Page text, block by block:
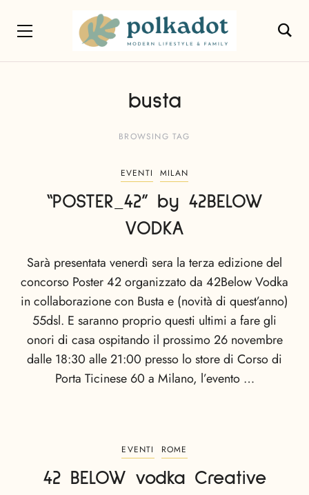
busta
BROWSING TAG
EVENTI MILAN
“POSTER_42” by 42BELOW
VODKA
Sarà presentata venerdì sera la terza edizione del
concorso Poster 42 organizzato da 42Below Vodka
in collaborazione con Busta e (novità di quest’anno)
55dsl. E saranno proprio questi ultimi a fare gli
onori di casa ospitando il prossimo 26 novembre
dalle 18:30 alle 21:00 presso lo store di Corso di
Porta Ticinese 60 a Milano, l’evento …
EVENTI ROME
42 BELOW vodka Creative